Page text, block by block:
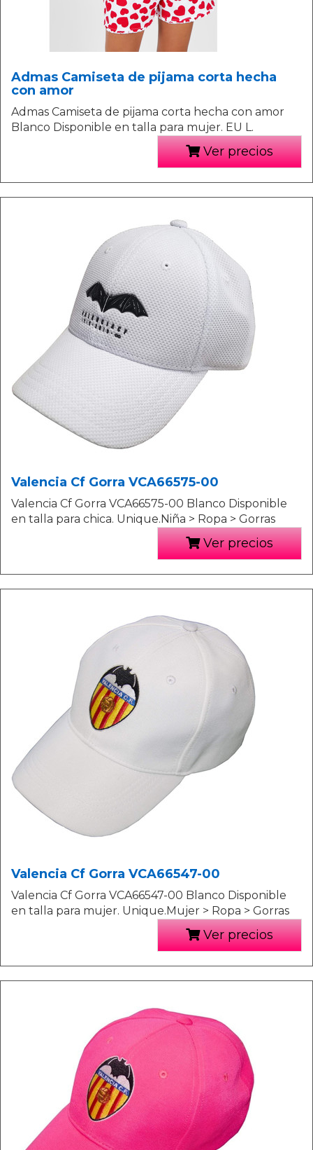
Admas Camiseta de pijama corta hecha
con amor
Admas Camiseta de pijama corta hecha con amor
Blanco Disponible en talla para mujer. EU L.
Ver precios
Valencia Cf Gorra VCA66575-00
Valencia Cf Gorra VCA66575-00 Blanco Disponible
en talla para chica. Unique.Niña > Ropa > Gorras
Ver precios
Valencia Cf Gorra VCA66547-00
Valencia Cf Gorra VCA66547-00 Blanco Disponible
en talla para mujer. Unique.Mujer > Ropa > Gorras
Ver precios